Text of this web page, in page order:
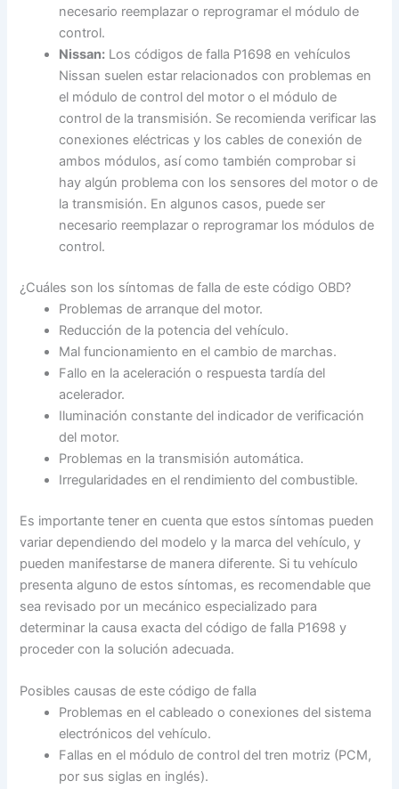
necesario reemplazar o reprogramar el módulo de
control.
Nissan: Los códigos de falla P1698 en vehículos
Nissan suelen estar relacionados con problemas en
el módulo de control del motor o el módulo de
control de la transmisión. Se recomienda verificar las
conexiones eléctricas y los cables de conexión de
ambos módulos, así como también comprobar si
hay algún problema con los sensores del motor o de
la transmisión. En algunos casos, puede ser
necesario reemplazar o reprogramar los módulos de
control.
¿Cuáles son los síntomas de falla de este código OBD?
Problemas de arranque del motor.
Reducción de la potencia del vehículo.
Mal funcionamiento en el cambio de marchas.
Fallo en la aceleración o respuesta tardía del
acelerador.
Iluminación constante del indicador de verificación
del motor.
Problemas en la transmisión automática.
Irregularidades en el rendimiento del combustible.
Es importante tener en cuenta que estos síntomas pueden
variar dependiendo del modelo y la marca del vehículo, y
pueden manifestarse de manera diferente. Si tu vehículo
presenta alguno de estos síntomas, es recomendable que
sea revisado por un mecánico especializado para
determinar la causa exacta del código de falla P1698 y
proceder con la solución adecuada.
Posibles causas de este código de falla
Problemas en el cableado o conexiones del sistema
electrónicos del vehículo.
Fallas en el módulo de control del tren motriz (PCM,
por sus siglas en inglés).